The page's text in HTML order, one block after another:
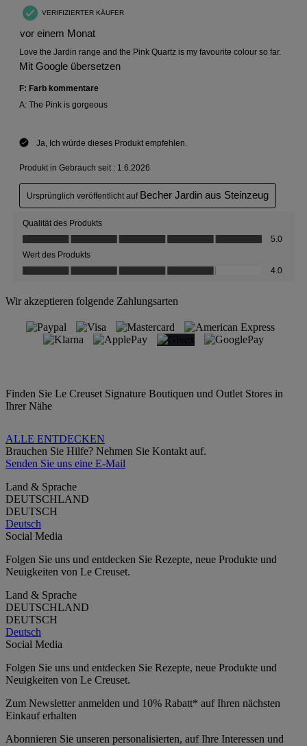
Wir akzeptieren folgende Zahlungsarten
Finden Sie Le Creuset Signature Boutiquen und Outlet Stores in
Ihrer Nähe
ALLE ENTDECKEN
Brauchen Sie Hilfe? Nehmen Sie Kontakt auf.
Senden Sie uns eine E-Mail
Land & Sprache
DEUTSCHLAND
DEUTSCH
Deutsch
Social Media
Folgen Sie uns und entdecken Sie Rezepte, neue Produkte und
Neuigkeiten von Le Creuset.
Land & Sprache
DEUTSCHLAND
DEUTSCH
Deutsch
Social Media
Folgen Sie uns und entdecken Sie Rezepte, neue Produkte und
Neuigkeiten von Le Creuset.
Zum Newsletter anmelden und 10% Rabatt* auf Ihren nächsten
Einkauf erhalten
Abonnieren Sie unseren personalisierten, auf Ihre Interessen und